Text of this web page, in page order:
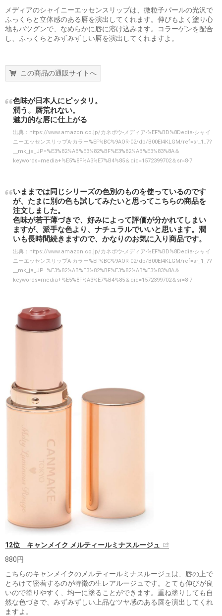
メディアのシャイニーエッセンスリップは、微粒子パールの光沢で
ふっくらと立体感のある唇を演出してくれます。伸びもよく塗り心
地もバツグンで、なめらかに唇に溶け込みます。コラーゲンを配合
し、ふっくらとみずみずしい唇を演出してくれますよ。
この商品の通販サイトへ
色味が日本人にピッタリ。
潤う。唇荒れない。
魅力的な唇に仕上がる
出典： https://www.amazon.co.jp/カネボウ-メディア-%EF%BD%8Dedia-シャイ
ニーエッセンスリップA-カラー%EF%BC%9AOR-02/dp/B00EI4KLGM/ref=sr_1_7?
__mk_ja_JP=%E3%82%AB%E3%82%BF%E3%82%AB%E3%83%8A＆
keywords=media+%E5%8F%A3%E7%B4%85＆qid=1572399702＆sr=8-7
いままでは同じシリーズの色別のものを使っているのです
が、たまに別の色も試してみたいと思ってこちらの商品を
注文しました。
色味が若干薄づきで、好みによって評価が分かれてしまい
ますが、派手な色より、ナチュラルでいいと思います。潤
いも長時間続きますので、かなりのお気に入り商品です。
出典： https://www.amazon.co.jp/カネボウ-メディア-%EF%BD%8Dedia-シャイ
ニーエッセンスリップA-カラー%EF%BC%9AOR-02/dp/B00EI4KLGM/ref=sr_1_7?
__mk_ja_JP=%E3%82%AB%E3%82%BF%E3%82%AB%E3%83%8A＆
keywords=media+%E5%8F%A3%E7%B4%85＆qid=1572399702＆sr=8-7
12位 キャンメイク メルティールミナスルージュ
880円
こちらのキャンメイクのメルティールミナスルージュは、唇の上で
とろけて密着するのが特徴の生レアルージュです。とても伸びが良
いので塗りやすく、均一に塗ることができます。重ね塗りしても自
然な色づきで、みずみずしい上品なツヤ感のある唇を演出してくれ
ますよ。